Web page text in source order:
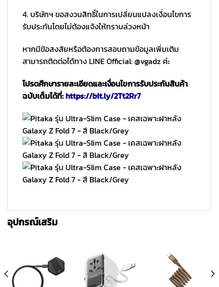
4. บริษัทฯ ขอสงวนสิทธิ์ในการเปลี่ยนแปลงเงื่อนไขการ
รับประกันโดยไม่ต้องแจ้งให้ทราบล่วงหน้า
หากมีข้อสงสัยหรือต้องการสอบถามข้อมูลเพิ่มเติม
สามารถติดต่อได้ทาง LINE Official: @vgadz ค่ะ
โปรดศึกษารายละเอียดและเงื่อนไขการรับประกันสินค้า
ฉบับเต็มได้ที่:https://bit.ly/2Tt2Rr7
อุปกรณ์เสริม